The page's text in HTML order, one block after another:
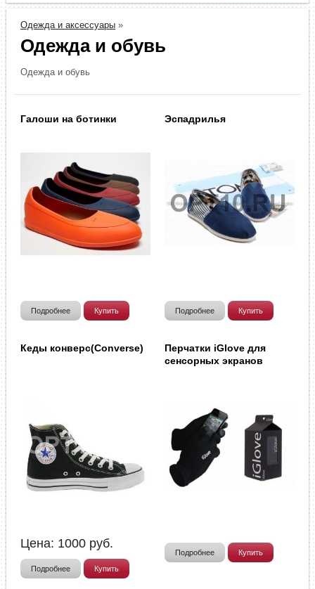
Одежда и аксессуары »
Одежда и обувь
Одежда и обувь
Галоши на ботинки
Подробнее Купить
Эспадрилья
Подробнее Купить
Кеды конверс(Converse)
Цена: 1000 руб.
Подробнее Купить
Перчатки iGlove для
сенсорных экранов
Подробнее Купить